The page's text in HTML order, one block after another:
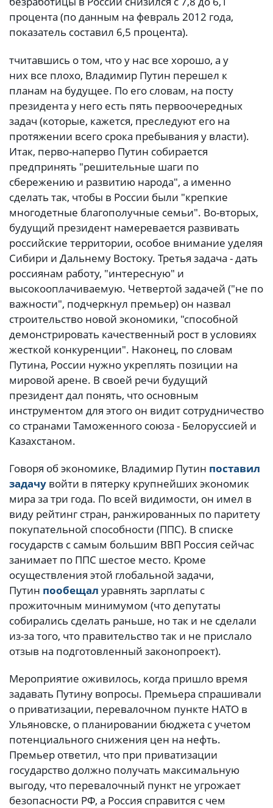
процента (по данным на февраль 2012 года,
показатель составил 6,5 процента).
тчитавшись о том, что у нас все хорошо, а у
них все плохо, Владимир Путин перешел к
планам на будущее. По его словам, на посту
президента у него есть пять первоочередных
задач (которые, кажется, преследуют его на
протяжении всего срока пребывания у власти).
Итак, перво-наперво Путин собирается
предпринять "решительные шаги по
сбережению и развитию народа", а именно
сделать так, чтобы в России были "крепкие
многодетные благополучные семьи". Во-вторых,
будущий президент намеревается развивать
российские территории, особое внимание уделяя
Сибири и Дальнему Востоку. Третья задача - дать
россиянам работу, "интересную" и
высокооплачиваемую. Четвертой задачей ("не по
важности", подчеркнул премьер) он назвал
строительство новой экономики, "способной
демонстрировать качественный рост в условиях
жесткой конкуренции". Наконец, по словам
Путина, России нужно укреплять позиции на
мировой арене. В своей речи будущий
президент дал понять, что основным
инструментом для этого он видит сотрудничество
со странами Таможенного союза - Белоруссией и
Казахстаном.
Говоря об экономике, Владимир Путин поставил
задачу войти в пятерку крупнейших экономик
мира за три года. По всей видимости, он имел в
виду рейтинг стран, ранжированных по паритету
покупательной способности (ППС). В списке
государств с самым большим ВВП Россия сейчас
занимает по ППС шестое место. Кроме
осуществления этой глобальной задачи,
Путин пообещал уравнять зарплаты с
прожиточным минимумом (что депутаты
собирались сделать раньше, но так и не сделали
из-за того, что правительство так и не прислало
отзыв на подготовленный законопроект).
Мероприятие оживилось, когда пришло время
задавать Путину вопросы. Премьера спрашивали
о приватизации, перевалочном пункте НАТО в
Ульяновске, о планировании бюджета с учетом
потенциального снижения цен на нефть.
Премьер ответил, что при приватизации
государство должно получать максимальную
выгоду, что перевалочный пункт не угрожает
безопасности РФ, а Россия справится с чем